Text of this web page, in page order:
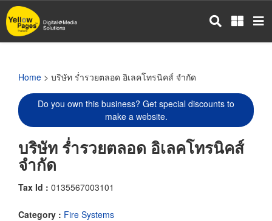
Skip
to
main
Home > บริษัท ร่ำรวยตลอด อิเลคโทรนิคส์ จำกัด
Do you own this business? Get special discounts to
make a website.
บริษัท ร่ำรวยตลอด อิเลคโทรนิคส์
จำกัด
Tax Id : 0135567003101
Category : Fire Systems